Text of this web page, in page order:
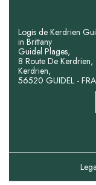
Logis de Kerdrien
in Brittany
Guidel Plages,
8 Route De Kerdrien,
Kerdrien,
56520 GUIDEL -